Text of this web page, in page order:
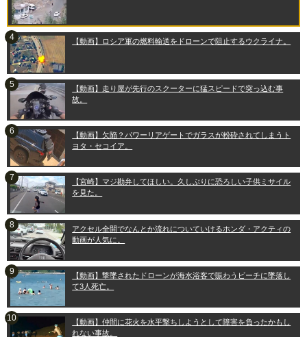
【動画】ロシア軍の燃料輸送をドローンで阻止するウクライナ。
【動画】走り屋が先行のスクーターに猛スピードで突っ込む事
故。
【動画】欠陥？パワーリアゲートでガラスが粉砕されてしまうト
ヨタ・セコイア。
【宮崎】マジ勘弁してほしい。久しぶりに恐ろしい子供ミサイル
を見た。
アクセル全開でなんとか流れについていけるホンダ・アクティの
動画が人気に。
【動画】撃墜されたドローンが海水浴客で賑わうビーチに墜落し
て3人死亡。
【動画】仲間に花火を水平撃ちしようとして障害を負ったかもし
れない事故。